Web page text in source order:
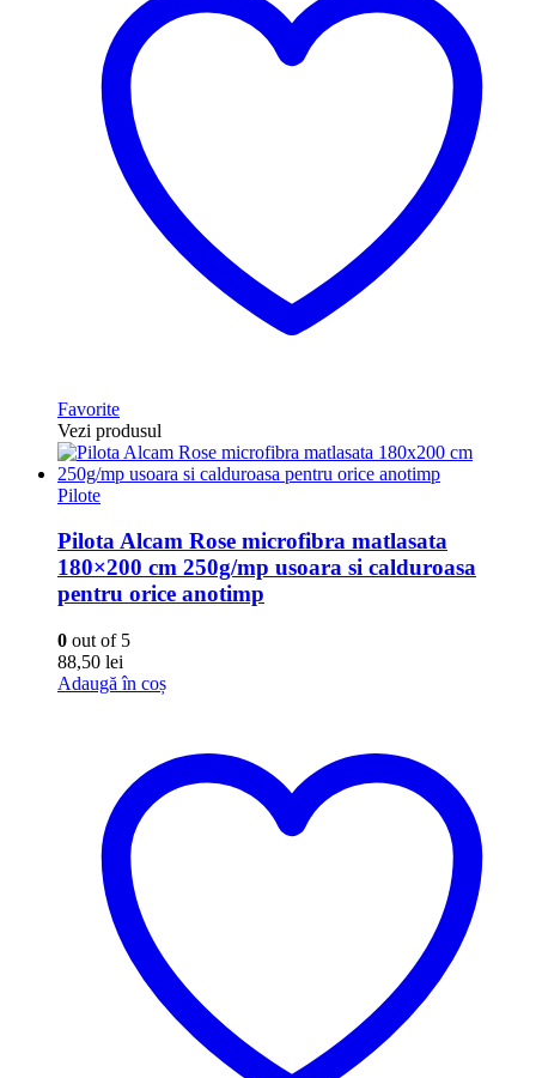
Favorite
Vezi produsul
Pilote
Pilota Alcam Rose microfibra matlasata
180×200 cm 250g/mp usoara si calduroasa
pentru orice anotimp
0 out of 5
88,50 lei
Adaugă în coș